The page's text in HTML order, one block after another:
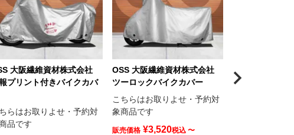
大阪繊維資材株式会社
プリント付きバイクカバ
らはお取りよせ・予約対
品です
OSS 大阪繊維資材株式会社
ツーロックバイクカバー
こちらはお取りよせ・予約対
象商品です
販売価格 ¥3,520税込 〜
OSS 大阪繊維
迷彩柄バイクカ